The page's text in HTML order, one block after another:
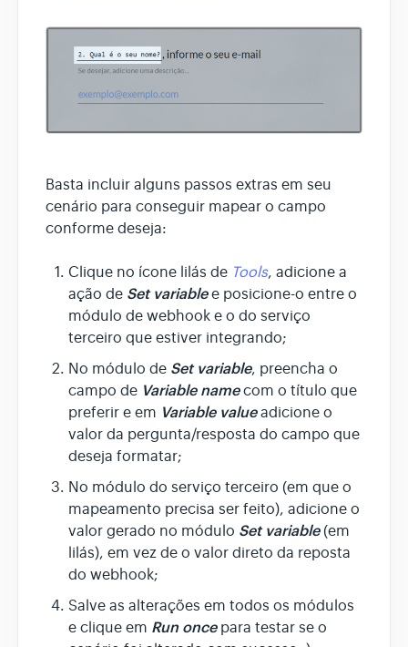
Basta incluir alguns passos extras em seu
cenário para conseguir mapear o campo
conforme deseja:
Clique no ícone lilás de Tools, adicione a
ação de Set variablee posicione-o entre o
módulo de webhook e o do serviço
terceiro que estiver integrando;
No módulo de Set variable, preencha o
campo de Variable namecom o título que
preferir e em Variable valueadicione o
valor da pergunta/resposta do campo que
deseja formatar;
No módulo do serviço terceiro (em que o
mapeamento precisa ser feito), adicione o
valor gerado no módulo Set variable(em
lilás), em vez de o valor direto da reposta
do webhook;
Salve as alterações em todos os módulos
e clique em Run oncepara testar se o